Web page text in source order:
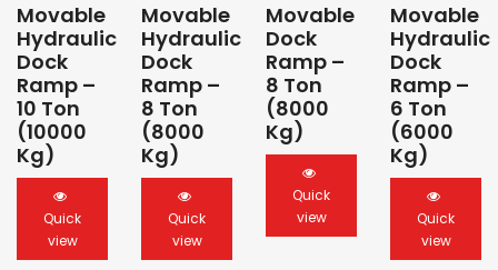
Movable
Hydraulic
Dock
Ramp –
10 Ton
(10000
Kg)
Quick
view
Movable
Hydraulic
Dock
Ramp –
8 Ton
(8000
Kg)
Quick
view
Movable
Dock
Ramp –
8 Ton
(8000
Kg)
Quick
view
Movable
Hydraulic
Dock
Ramp –
6 Ton
(6000
Kg)
Quick
view